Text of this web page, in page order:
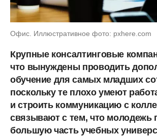
Офис. Иллюстративное фото: pxhere.com
Крупные консалтинговые
что вынуждены проводить
обучение для самых младших
поскольку те плохо умеют
и строить коммуникацию с
связывают с тем, что молодежь
большую часть учебных